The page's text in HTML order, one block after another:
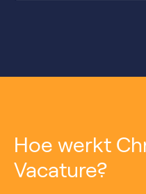
Hoe werkt
Vacature?